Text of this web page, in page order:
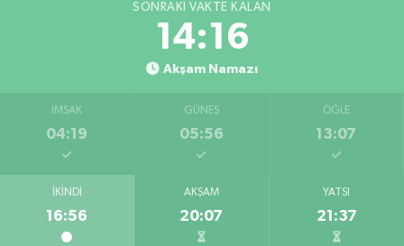
SONRAKI VAKTE KALAN
14:16
Akşam Namazı
İMSAK
04:19
GÜNEŞ
05:56
ÖĞLE
13:07
İKINDI
16:56
AKŞAM
20:07
YATSI
21:37